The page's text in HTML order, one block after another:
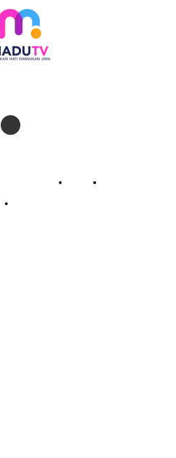
Pedoman Siber Kontak